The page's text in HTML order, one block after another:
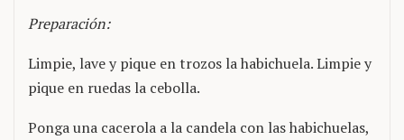
Preparación:
Limpie, lave y pique en trozos la habichuela. Limpie y
pique en ruedas la cebolla.
Ponga una cacerola a la candela con las habichuelas,